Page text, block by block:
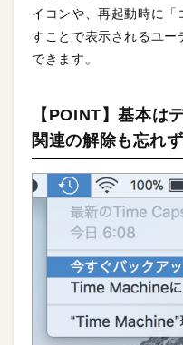
イコンや、再起動時に
すことで表示されるユー
できます。
【POINT】基本は
関連の解除も忘れ